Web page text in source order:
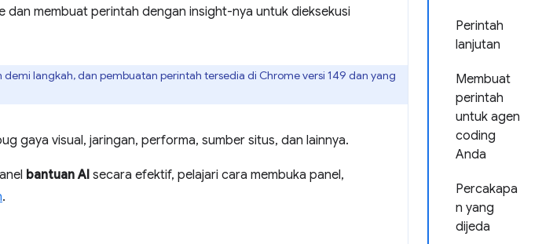
Perintah
lanjutan
Membuat
perintah
untuk agen
coding
Anda
Percakapa
n yang
dijeda
dan membuat perintah dengan insight-nya untuk dieksekusi
langkah, dan pembuatan perintah tersedia di Chrome versi 149 dan yang
gaya visual, jaringan, performa, sumber situs, dan lainnya.
bantuan AI secara efektif, pelajari cara membuka panel,
.